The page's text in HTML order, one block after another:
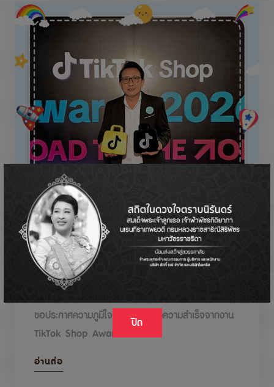
ปิด
DODOLOVE รับรางวัลในงาน TikTok Shop
Awards 2026
ขอประกาศความภูมิใจกับรางวัลแห่งความสำเร็จจากงาน
TikTok Shop Awards 2026
อ่านต่อ